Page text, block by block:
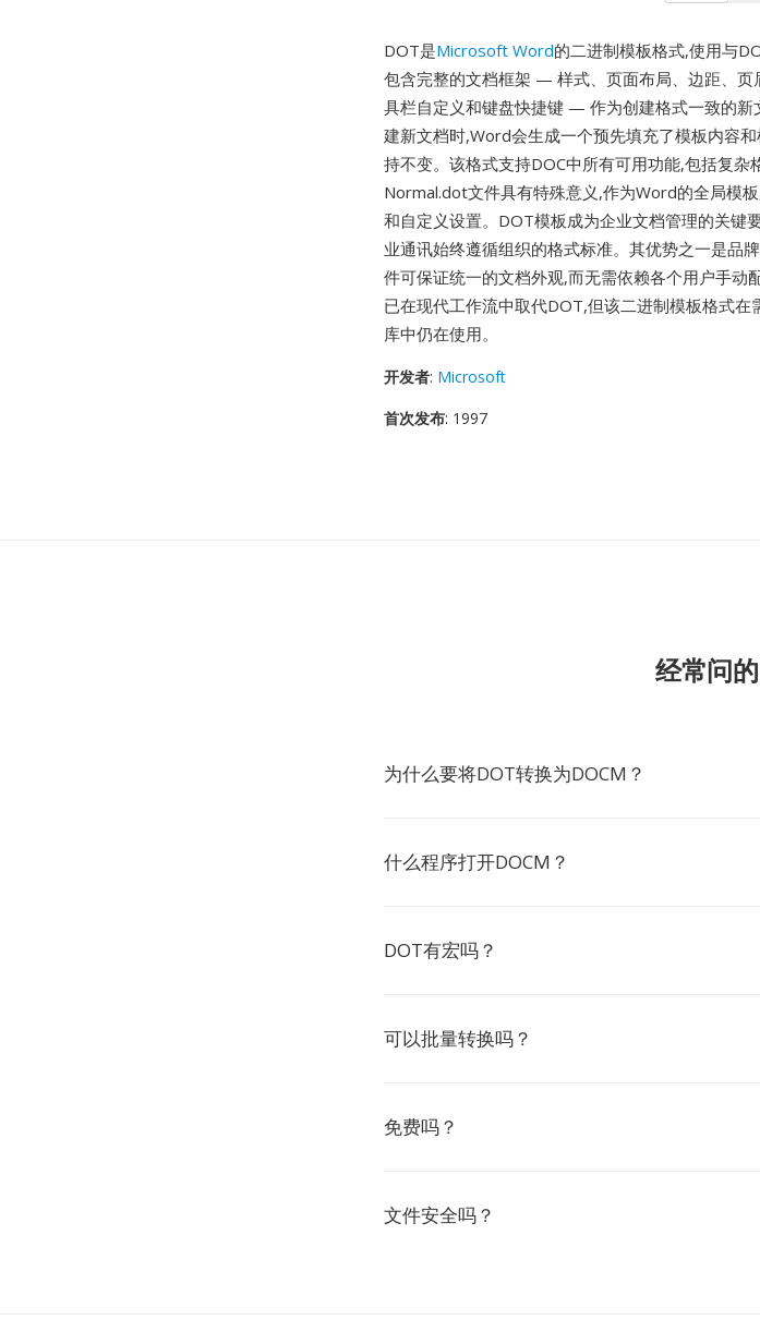
DOT是Microsoft Word的二进制模板格式,使用与
包含完整的文档框架 — 样式、页面布局、边距、
具栏自定义和键盘快捷键 — 作为创建格式一致的
建新文档时,Word会生成一个预先填充了模板内容
持不变。该格式支持DOC中所有可用功能,包括复杂
Normal.dot文件具有特殊意义,作为Word的全局模
和自定义设置。DOT模板成为企业文档管理的关键
业通讯始终遵循组织的格式标准。其优势之一是品
件可保证统一的文档外观,而无需依赖各个用户手动
已在现代工作流中取代DOT,但该二进制模板格式
库中仍在使用。
开发者: Microsoft
首次发布: 1997
经常问
为什么要将DOT转换为DOCM？
什么程序打开DOCM？
DOT有宏吗？
可以批量转换吗？
免费吗？
文件安全吗？